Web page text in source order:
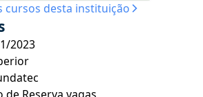
cursos desta instituição
2023